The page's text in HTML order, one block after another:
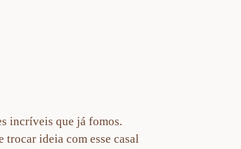
incríveis que já fomos.
trocar ideia com esse casal